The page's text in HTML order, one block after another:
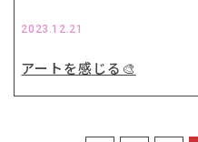
2023.12.21
アートを感じる🎨